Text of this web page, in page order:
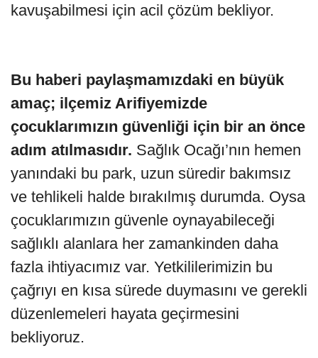
kavuşabilmesi için acil çözüm bekliyor.
Bu haberi paylaşmamızdaki en büyük
amaç; ilçemiz Arifiyemizde
çocuklarımızın güvenliği için bir an önce
adım atılmasıdır. Sağlık Ocağı’nın hemen
yanındaki bu park, uzun süredir bakımsız
ve tehlikeli halde bırakılmış durumda. Oysa
çocuklarımızın güvenle oynayabileceği
sağlıklı alanlara her zamankinden daha
fazla ihtiyacımız var. Yetkililerimizin bu
çağrıyı en kısa sürede duymasını ve gerekli
düzenlemeleri hayata geçirmesini
bekliyoruz.